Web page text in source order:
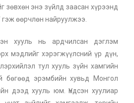
зөвхөн энэ зүйлд заасан хүрээнд
гэж өөрчлөн найруулжээ.
хууль нь ардчилсан дэглэм
мэдлийг хэрэгжүүлсний үр дүн,
тул хууль зүйн хамгийн
бөгөөд эрэмбийн хувьд Монгол
дээд хууль юм. Үндсэн хуулиар